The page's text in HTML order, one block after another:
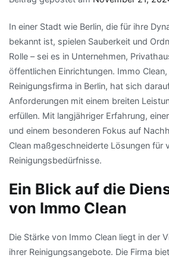
In einer Stadt wie Berlin, die für ihre
bekannt ist, spielen Sauberkeit und
Rolle – sei es in Unternehmen,
öffentlichen Einrichtungen. Immo
Reinigungsfirma in Berlin, hat sich
Anforderungen mit einem breiten
erfüllen. Mit langjähriger Erfahrung,
und einem besonderen Fokus auf
Clean maßgeschneiderte Lösungen für
Reinigungsbedürfnisse.
Ein Blick auf die
von Immo Clean
Die Stärke von Immo Clean liegt in der
ihrer Reinigungsangebote. Die Firma